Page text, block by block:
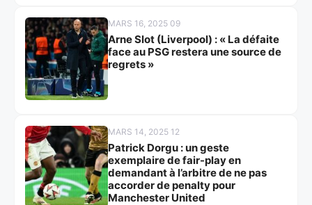
MARS 16, 2025 09
Arne Slot (Liverpool) : « La défaite
face au PSG restera une source de
regrets »
MARS 14, 2025 12
Patrick Dorgu : un geste
exemplaire de fair-play en
demandant à l’arbitre de ne pas
accorder de penalty pour
Manchester United